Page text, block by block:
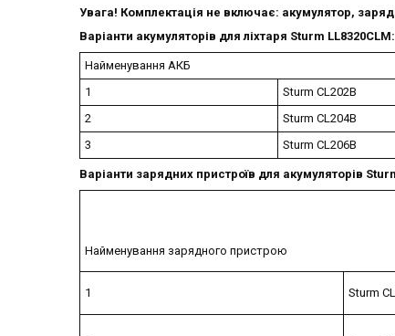
Увага! Комплектація не включає: акумулятор,
Варіанти акумуляторів для ліхтаря Sturm LL8320CLM:
Найменування АКБ
1
Sturm CL202B
2
Sturm CL204B
3
Sturm CL206B
Варіанти зарядних пристроїв для акумуляторів
Найменування зарядного пристрою
1 Sturm